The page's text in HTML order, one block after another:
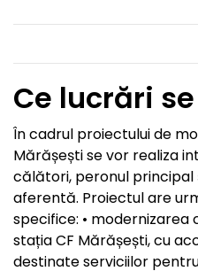
Ce lucrări
În cadrul proiectului de
Mărășești se vor realiza
călători, peronul principal
aferentă. Proiectul are
specifice: •
stația CF Mărășești, cu
destinate serviciilor